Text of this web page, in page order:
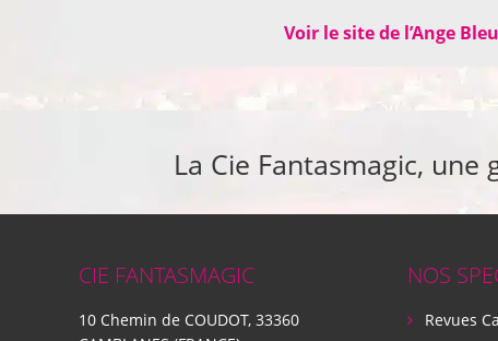
Voir le site de l’Ange Bleu
La Cie Fantasmagic,
CIE FANTASMAGIC
10 Chemin de COUDOT, 33360
NOS
Revues